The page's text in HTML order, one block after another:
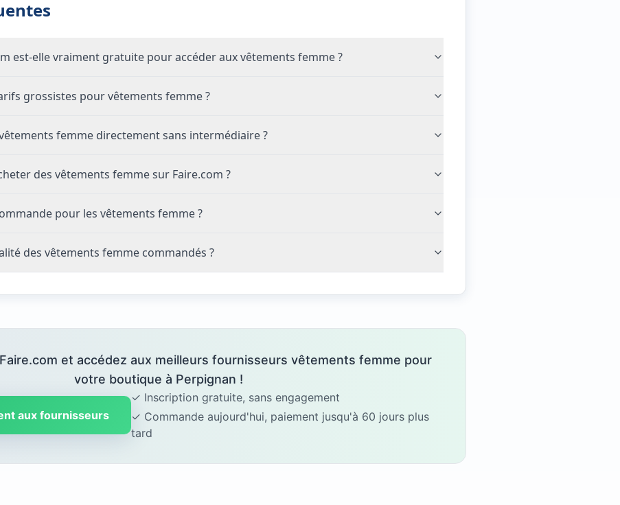
est-elle vraiment gratuite pour accéder aux vêtements femme ?
grossistes pour vêtements femme ?
femme directement sans intermédiaire ?
des vêtements femme sur Faire.com ?
pour les vêtements femme ?
des vêtements femme commandés ?
et accédez aux meilleurs fournisseurs vêtements femme pour
votre boutique à Perpignan !
aux fournisseurs
✓ Inscription gratuite, sans engagement
✓ Commande aujourd'hui, paiement jusqu'à 60 jours plus
tard